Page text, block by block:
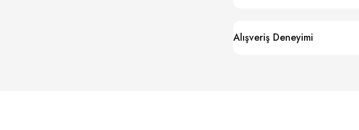
Alışveriş Deneyimi